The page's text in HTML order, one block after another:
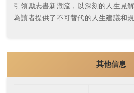
引領勵志書新潮流，以深刻的人生見
為讀者提供了不可替代的人生建議和規
其他信息